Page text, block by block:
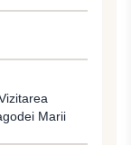
acolo și cum
timpului. Se
țesătura
orașului. Cină
4*.
Marii